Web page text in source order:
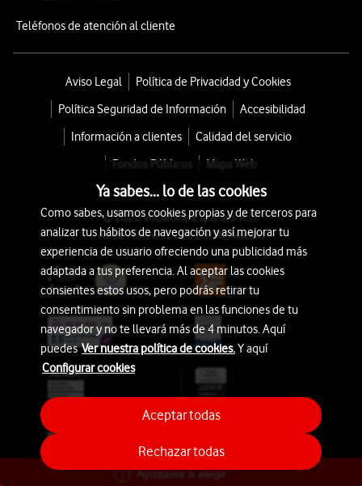
Ayúdame a elegir
Teléfonos de atención al cliente
Aviso Legal
Política de Privacidad y Cookies
Política Seguridad de Información
Accesibilidad
Información a clientes
Calidad del servicio
Fondos Públicos
Mapa Web
© 2026 Vodafone España S.A.U.
Avda. América 115, 28042 Madrid
Ya sabes... lo de las cookies
Como sabes, usamos cookies propias y de terceros para
analizar tus hábitos de navegación y así mejorar tu
experiencia de usuario ofreciendo una publicidad más
adaptada a tus preferencia. Al aceptar las cookies
consientes estos usos, pero podrás retirar tu
consentimiento sin problema en las funciones de tu
navegador y no te llevará más de 4 minutos. Aquí
puedesVer nuestra política de cookies.Y aquí
Configurar cookies
Rechazar todas
Aceptar todas